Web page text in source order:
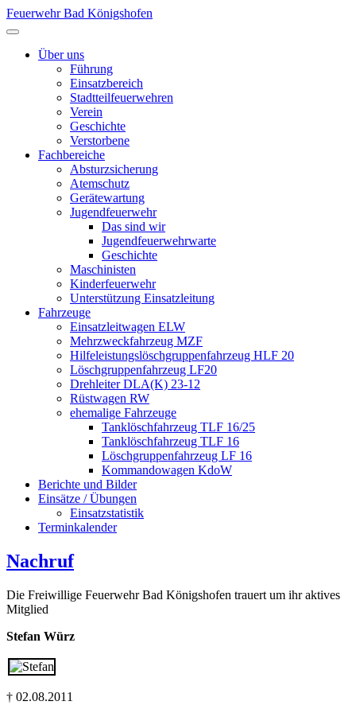
Feuerwehr Bad Königshofen
Über uns
Führung
Einsatzbereich
Stadtteilfeuerwehren
Verein
Geschichte
Verstorbene
Fachbereiche
Absturzsicherung
Atemschutz
Gerätewartung
Jugendfeuerwehr
Das sind wir
Jugendfeuerwehrwarte
Geschichte
Maschinisten
Kinderfeuerwehr
Unterstützung Einsatzleitung
Fahrzeuge
Einsatzleitwagen ELW
Mehrzweckfahrzeug MZF
Hilfeleistungslöschgruppenfahrzeug HLF 20
Löschgruppenfahrzeug LF20
Drehleiter DLA(K) 23-12
Rüstwagen RW
ehemalige Fahrzeuge
Tanklöschfahrzeug TLF 16/25
Tanklöschfahrzeug TLF 16
Löschgruppenfahrzeug LF 16
Kommandowagen KdoW
Berichte und Bilder
Einsätze / Übungen
Einsatzstatistik
Terminkalender
Nachruf
Die Freiwillige Feuerwehr Bad Königshofen trauert um ihr aktives
Mitglied
Stefan Würz
† 02.08.2011